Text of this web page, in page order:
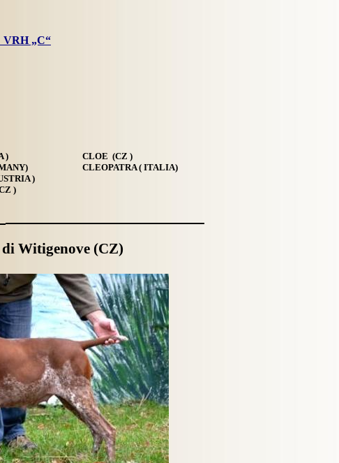
„C“
Witigenove (CZ)
)
)
)
CLOE (CZ )
CLEOPATRA ( ITALIA)